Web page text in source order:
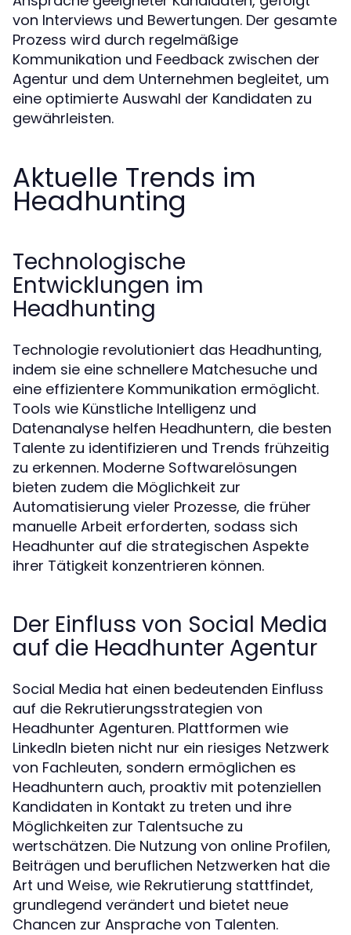
von Interviews und Bewertungen. Der gesamte
Prozess wird durch regelmäßige
Kommunikation und Feedback zwischen der
Agentur und dem Unternehmen begleitet, um
eine optimierte Auswahl der Kandidaten zu
gewährleisten.
Aktuelle Trends im
Headhunting
Technologische
Entwicklungen im
Headhunting
Technologie revolutioniert das Headhunting,
indem sie eine schnellere Matchesuche und
eine effizientere Kommunikation ermöglicht.
Tools wie Künstliche Intelligenz und
Datenanalyse helfen Headhuntern, die besten
Talente zu identifizieren und Trends frühzeitig
zu erkennen. Moderne Softwarelösungen
bieten zudem die Möglichkeit zur
Automatisierung vieler Prozesse, die früher
manuelle Arbeit erforderten, sodass sich
Headhunter auf die strategischen Aspekte
ihrer Tätigkeit konzentrieren können.
Der Einfluss von Social Media
auf die Headhunter Agentur
Social Media hat einen bedeutenden Einfluss
auf die Rekrutierungsstrategien von
Headhunter Agenturen. Plattformen wie
LinkedIn bieten nicht nur ein riesiges Netzwerk
von Fachleuten, sondern ermöglichen es
Headhuntern auch, proaktiv mit potenziellen
Kandidaten in Kontakt zu treten und ihre
Möglichkeiten zur Talentsuche zu
wertschätzen. Die Nutzung von online Profilen,
Beiträgen und beruflichen Netzwerken hat die
Art und Weise, wie Rekrutierung stattfindet,
grundlegend verändert und bietet neue
Chancen zur Ansprache von Talenten.